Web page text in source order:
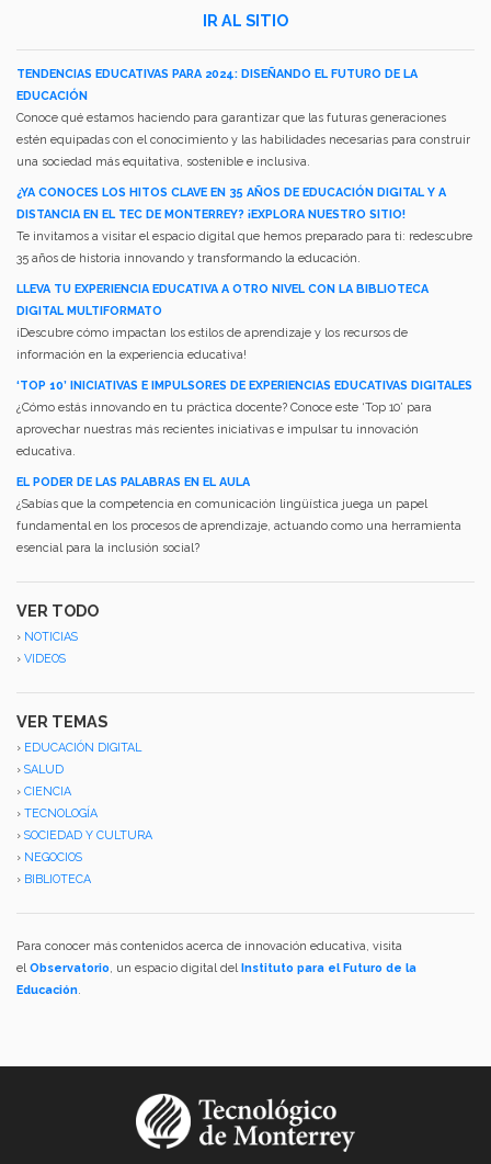
IR AL SITIO
TENDENCIAS EDUCATIVAS PARA 2024: DISEÑANDO EL FUTURO DE LA
EDUCACIÓN
Conoce qué estamos haciendo para garantizar que las futuras generaciones
estén equipadas con el conocimiento y las habilidades necesarias para construir
una sociedad más equitativa, sostenible e inclusiva.
¿YA CONOCES LOS HITOS CLAVE EN 35 AÑOS DE EDUCACIÓN DIGITAL Y A
DISTANCIA EN EL TEC DE MONTERREY? ¡EXPLORA NUESTRO SITIO!
Te invitamos a visitar el espacio digital que hemos preparado para ti: redescubre
35 años de historia innovando y transformando la educación.
LLEVA TU EXPERIENCIA EDUCATIVA A OTRO NIVEL CON LA BIBLIOTECA
DIGITAL MULTIFORMATO
¡Descubre cómo impactan los estilos de aprendizaje y los recursos de
información en la experiencia educativa!
‘TOP 10’ INICIATIVAS E IMPULSORES DE EXPERIENCIAS EDUCATIVAS DIGITALES
¿Cómo estás innovando en tu práctica docente? Conoce este ‘Top 10’ para
aprovechar nuestras más recientes iniciativas e impulsar tu innovación
educativa.
EL PODER DE LAS PALABRAS EN EL AULA
¿Sabías que la competencia en comunicación lingüística juega un papel
fundamental en los procesos de aprendizaje, actuando como una herramienta
esencial para la inclusión social?
VER TODO
› NOTICIAS
› VIDEOS
VER TEMAS
› EDUCACIÓN DIGITAL
› SALUD
› CIENCIA
› TECNOLOGÍA
› SOCIEDAD Y CULTURA
› NEGOCIOS
› BIBLIOTECA
Para conocer más contenidos acerca de innovación educativa, visita
elObservatorio, un espacio digital del Instituto para el Futuro de la
Educación.